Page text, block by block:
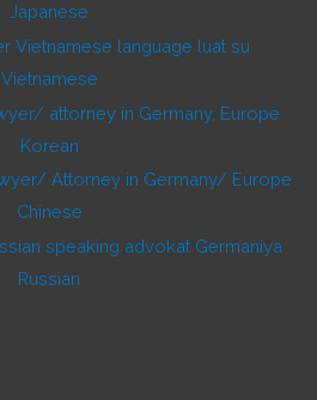
Japanese
Vietnamese
Korean
Chinese
Russian